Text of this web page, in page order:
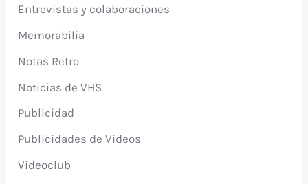
Entrevistas y colaboraciones
Memorabilia
Notas Retro
Noticias de VHS
Publicidad
Publicidades de Videos
Videoclub